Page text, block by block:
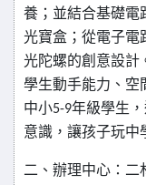
養；並結合基礎電
光寶盒；從電子電
光陀螺的創意設計
學生動手能力、空
中小5-9年級學生
意識，讓孩子玩中
二、辦理中心：